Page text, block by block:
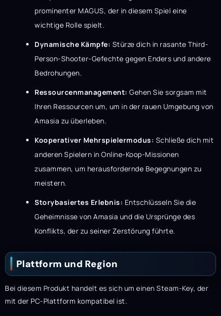
prominenter MAGUS, der in diesem Spiel eine
wichtige Rolle spielt.
Dynamische Kämpfe: Stürze dich in rasante Third-
Person-Shooter-Gefechte gegen Enders und andere
Bedrohungen.
Ressourcenmanagement: Gehen Sie sorgsam mit
Ihren Ressourcen um, um in der rauen Umgebung von
Amasia zu überleben.
Kooperativer Mehrspielermodus: Schließe dich mit
anderen Spielern in Online-Koop-Missionen
zusammen, um herausfordernde Begegnungen zu
meistern.
Storybasiertes Erlebnis: Entschlüsseln Sie die
Geheimnisse von Amasia und die Ursprünge des
Konflikts, der zu seiner Zerstörung führte.
Plattform und Region
Bei diesem Produkt handelt es sich um einen Steam-Key, der
mit der PC-Plattform kompatibel ist.